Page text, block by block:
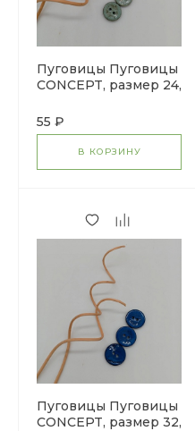
Пуговицы Пуговицы
CONCEPT, размер 24,
серо-голубой
55 ₽
В КОРЗИНУ
Пуговицы Пуговицы
CONCEPT, размер 32,